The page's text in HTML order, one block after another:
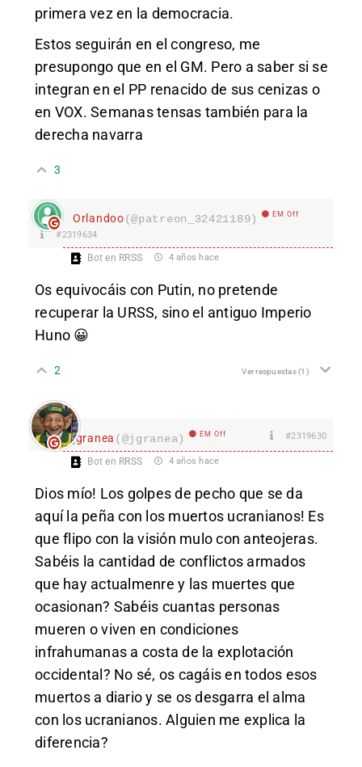
primera vez en la democracia.
Estos seguirán en el congreso, me
presupongo que en el GM. Pero a saber si se
integran en el PP renacido de sus cenizas o
en VOX. Semanas tensas también para la
derecha navarra
3
Orlandoo(@patreon_32421189) EM Off
#2319634
Bot en RRSS 4 años hace
Os equivocáis con Putin, no pretende
recuperar la URSS, sino el antiguo Imperio
Huno 😀
2 Ver respuestas(1)
jgranea (@jgranea) EM Off #2319630
Bot en RRSS 4 años hace
Dios mío! Los golpes de pecho que se da
aquí la peña con los muertos ucranianos! Es
que flipo con la visión mulo con anteojeras.
Sabéis la cantidad de conflictos armados
que hay actualmenre y las muertes que
ocasionan? Sabéis cuantas personas
mueren o viven en condiciones
infrahumanas a costa de la explotación
occidental? No sé, os cagáis en todos esos
muertos a diario y se os desgarra el alma
con los ucranianos. Alguien me explica la
diferencia?